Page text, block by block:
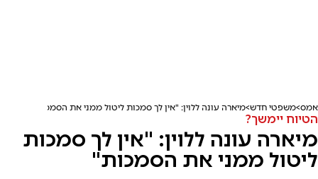
אמס משפטי חדש מיארה עונה ללוין: "אין לך סמכות ליטול ממני את הסמכות"
הטיוח יימשך?
מיארה עונה ללוין: "אין לך סמכות
ליטול ממני את הסמכות"